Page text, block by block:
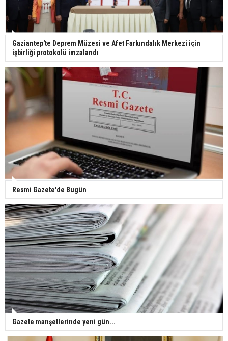
Ünlü türkücü Mahmut Tuncer estetik operasyon
geçirdi: Son hali gündem oldu
Yerli turist 229,7 milyar lira seyahat harcaması
yaptı
Gazze'deki Sağlık Bakanlığı duyurdu: Vahşetin
pençesinde 2 salgın vaka tespit edildi
Gaziantep'te Deprem Müzesi ve Afet Farkındalık Merkezi için
işbirliği protokolü imzalandı
Resmi Gazete'de Bugün
Gazete manşetlerinde yeni gün...